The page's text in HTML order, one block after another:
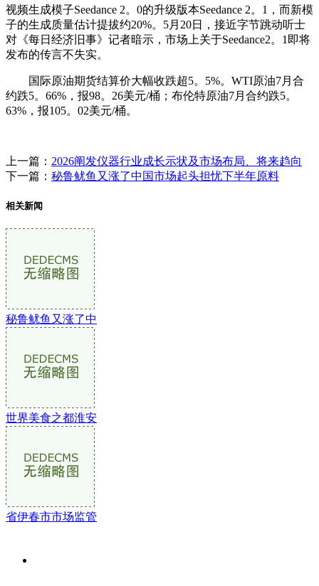
视频生成模子Seedance 2。0的升级版本Seedance 2。1，而新模
子的生成质量估计提拔约20%。5月20日，接近字节跳动听士
对《每日经济旧事》记者暗示，市场上关于Seedance2。1即将
发布的传言不失实。
国际原油期货结算价大幅收跌超5。5%。WTI原油7月合
约跌5。66%，报98。26美元/桶；布伦特原油7月合约跌5。
63%，报105。02美元/桶。
上一篇： 2026阐发仪器行业成长示状及市场布局、将来趋向
下一篇： 秘鲁鱿鱼又涨了中国市场起头担忧下半年原料
相关新闻
秘鲁鱿鱼又涨了中
世界美食之都淮安
省伊春市市场监管